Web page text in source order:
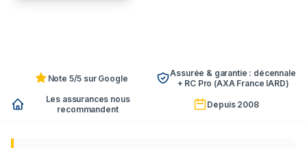
Note 5/5 sur Google
Assurée & garantie : décennale
+ RC Pro (AXA France IARD)
Les assurances nous
recommandent
Depuis 2008